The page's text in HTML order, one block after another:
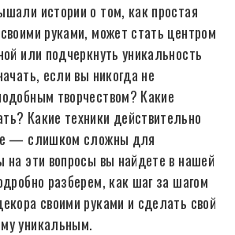
истории о том, как простая
руками, может стать центром
или подчеркнуть уникальность
если вы никогда не
творчеством? Какие
Какие техники действительно
— слишком сложны для
на эти вопросы вы найдете в нашей
разберем, как шаг за шагом
своими руками и сделать свой
уникальным.